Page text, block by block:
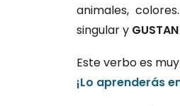
animales,
singular y GUSTAN
Este verbo es
¡Lo aprenderás